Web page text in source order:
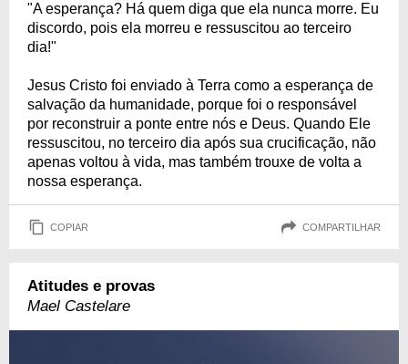
"A esperança? Há quem diga que ela nunca morre. Eu
discordo, pois ela morreu e ressuscitou ao terceiro
dia!"
Jesus Cristo foi enviado à Terra como a esperança de
salvação da humanidade, porque foi o responsável
por reconstruir a ponte entre nós e Deus. Quando Ele
ressuscitou, no terceiro dia após sua crucificação, não
apenas voltou à vida, mas também trouxe de volta a
nossa esperança.
COPIAR COMPARTILHAR
Atitudes e provas
Mael Castelare